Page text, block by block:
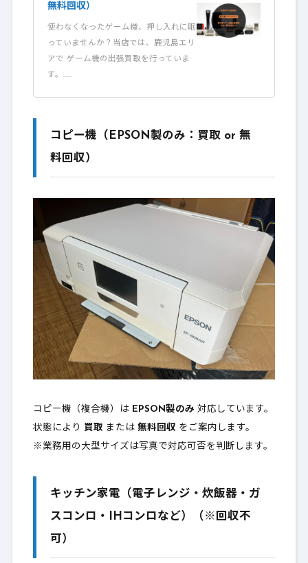
無料回収）
使わなくなったゲーム機、押し入れに眠
っていませんか？当店では、鹿児島エリ
アで ゲーム機の出張買取を行っていま
す。……
コピー機（EPSON製のみ：買取 or 無
料回収）
コピー機（複合機）は EPSON製のみ 対応しています。
状態により 買取 または 無料回収 をご案内します。
※業務用の大型サイズは写真で対応可否を判断します。
キッチン家電（電子レンジ・炊飯器・ガ
スコンロ・IHコンロなど）（※回収不
可）